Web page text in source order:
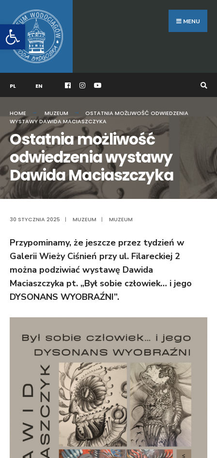
Otwórz pasek narzędzi
to
content
MENU
PL EN
HOME MUZEUM
OSTATNIA MOŻLIWOŚĆ ODWIEDZENIA
WYSTAWY DAWIDA MACIASZCZYKA
Ostatnia możliwość
odwiedzenia wystawy
Dawida Maciaszczyka
30 STYCZNIA 2025 | MUZEUM | MUZEUM
Przypominamy, że jeszcze przez tydzień w
Galerii Wieży Ciśnień przy ul. Filareckiej 2
można podziwiać wystawę Dawida
Maciaszczyka pt. „Był sobie człowiek… i jego
DYSONANS WYOBRAŹNI”.
for: